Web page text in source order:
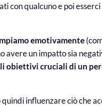
con qualcuno e poi
emotivamente
avere un impatto sia
obiettivi cruciali di un
influenzare ciò che